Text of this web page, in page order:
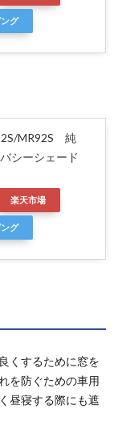
グ
MR92S 純
シーシェード
楽天市場
グ
くするために窓を
を防ぐための車用
昼寝する際にも遮